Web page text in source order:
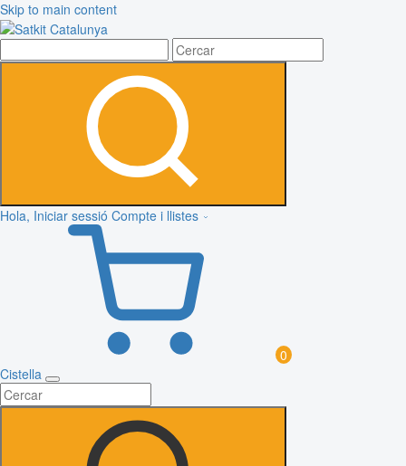
Skip to main content
Hola, Iniciar sessió Compte i llistes
0
Cistella